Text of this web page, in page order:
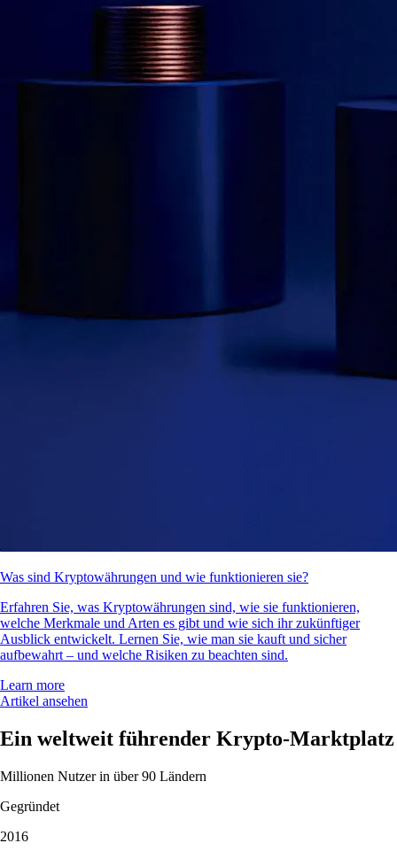
Was sind Kryptowährungen und wie funktionieren sie?
Erfahren Sie, was Kryptowährungen sind, wie sie funktionieren,
welche Merkmale und Arten es gibt und wie sich ihr zukünftiger
Ausblick entwickelt. Lernen Sie, wie man sie kauft und sicher
aufbewahrt – und welche Risiken zu beachten sind.
Learn more
Artikel ansehen
Ein weltweit führender Krypto-Marktplatz
Millionen Nutzer in über 90 Ländern
Gegründet
2016